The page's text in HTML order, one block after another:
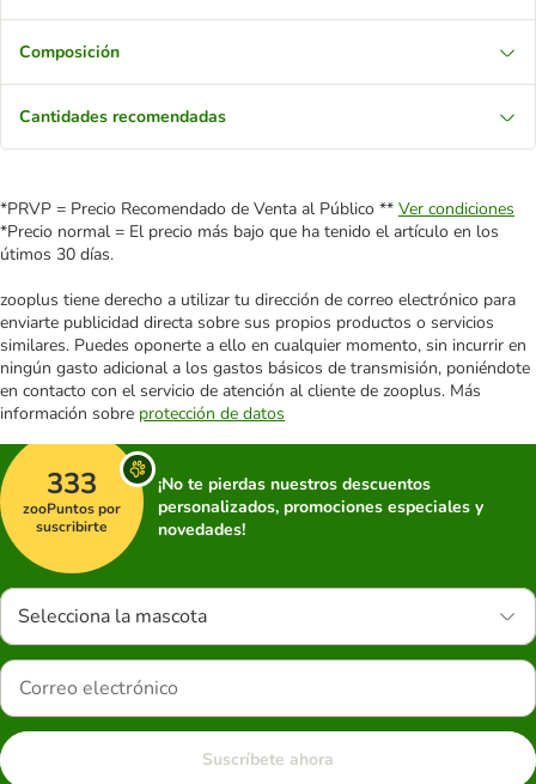
Composición
Cantidades recomendadas
*PRVP = Precio Recomendado de Venta al Público ** Ver condiciones
*Precio normal = El precio más bajo que ha tenido el artículo en los
útimos 30 días.
zooplus tiene derecho a utilizar tu dirección de correo electrónico para
enviarte publicidad directa sobre sus propios productos o servicios
similares. Puedes oponerte a ello en cualquier momento, sin incurrir en
ningún gasto adicional a los gastos básicos de transmisión, poniéndote
en contacto con el servicio de atención al cliente de zooplus. Más
información sobre protección de datos
333
zooPuntos por
suscribirte
¡No te pierdas nuestros descuentos
personalizados, promociones especiales y
novedades!
Selecciona la mascota
Suscríbete ahora